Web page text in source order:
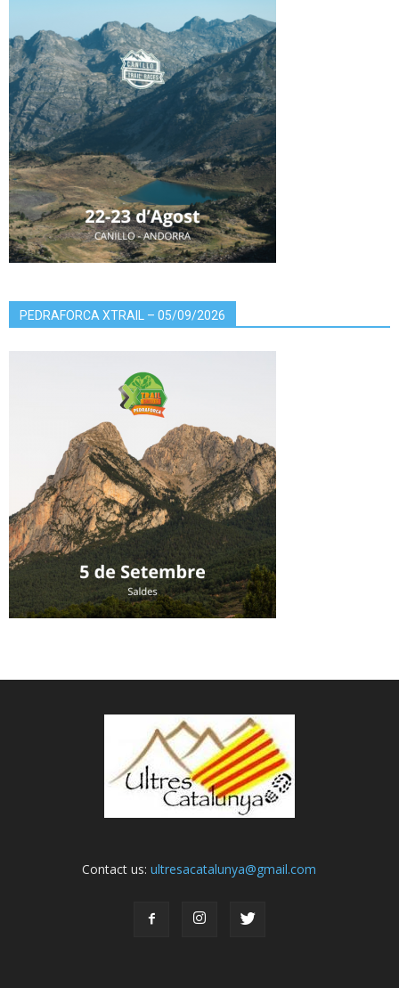
PEDRAFORCA XTRAIL – 05/09/2026
Contact us:ultresacatalunya@gmail.com